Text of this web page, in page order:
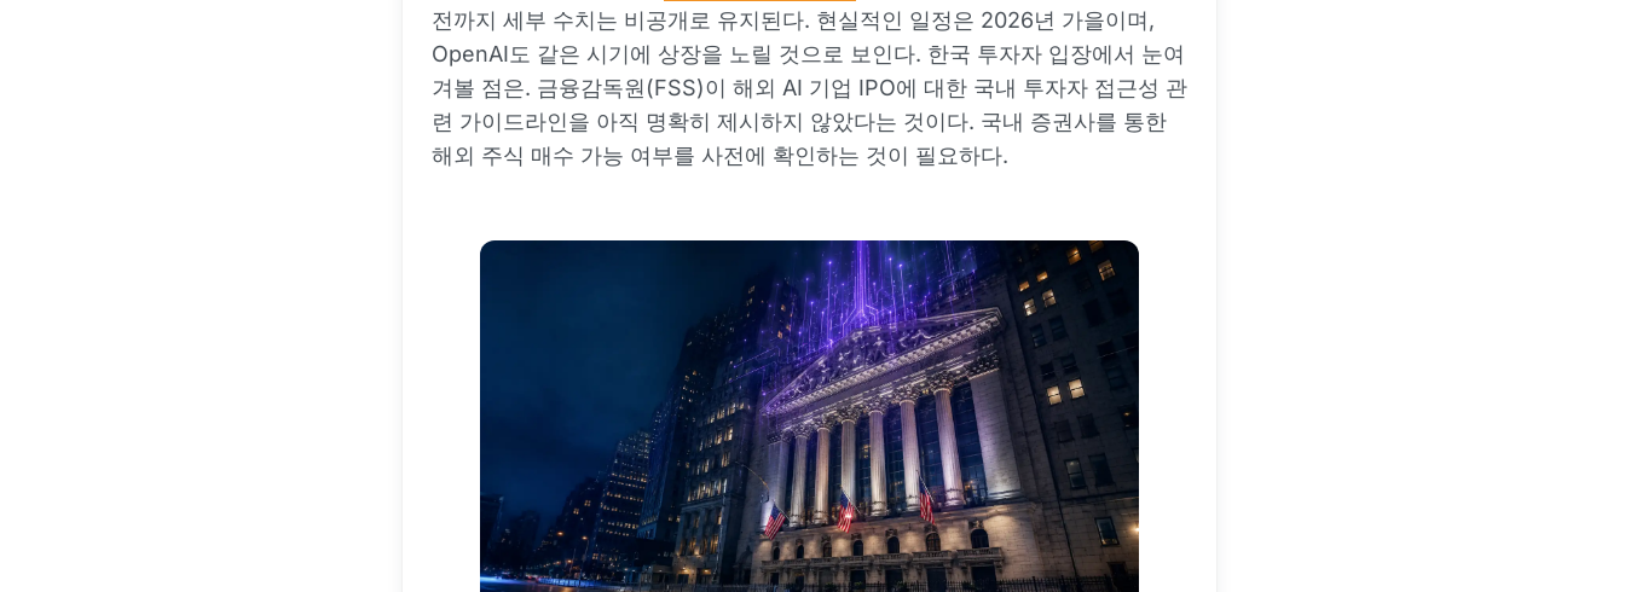
전까지 세부 수치는 비공개로 유지된다. 현실적인 일정은 2026년 가을이며,
OpenAI도 같은 시기에 상장을 노릴 것으로 보인다. 한국 투자자 입장에서 눈여
겨볼 점은. 금융감독원(FSS)이 해외 AI 기업 IPO에 대한 국내 투자자 접근성 관
련 가이드라인을 아직 명확히 제시하지 않았다는 것이다. 국내 증권사를 통한
해외 주식 매수 가능 여부를 사전에 확인하는 것이 필요하다.